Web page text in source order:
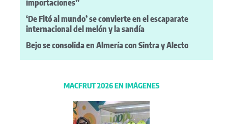
importaciones”
‘De Fitó al mundo’ se convierte en el escaparate
internacional del melón y la sandía
Bejo se consolida en Almería con Sintra y Alecto
MACFRUT 2026 EN IMÁGENES